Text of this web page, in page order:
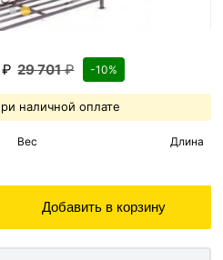
₽ 29 701₽ -10%
наличной оплате
Вес Длина
Добавить в корзину